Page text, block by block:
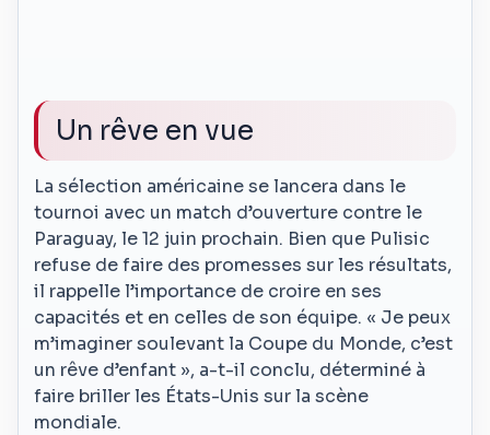
Un rêve en vue
La sélection américaine se lancera dans le
tournoi avec un match d’ouverture contre le
Paraguay, le 12 juin prochain. Bien que Pulisic
refuse de faire des promesses sur les résultats,
il rappelle l’importance de croire en ses
capacités et en celles de son équipe. « Je peux
m’imaginer soulevant la Coupe du Monde, c’est
un rêve d’enfant », a-t-il conclu, déterminé à
faire briller les États-Unis sur la scène
mondiale.